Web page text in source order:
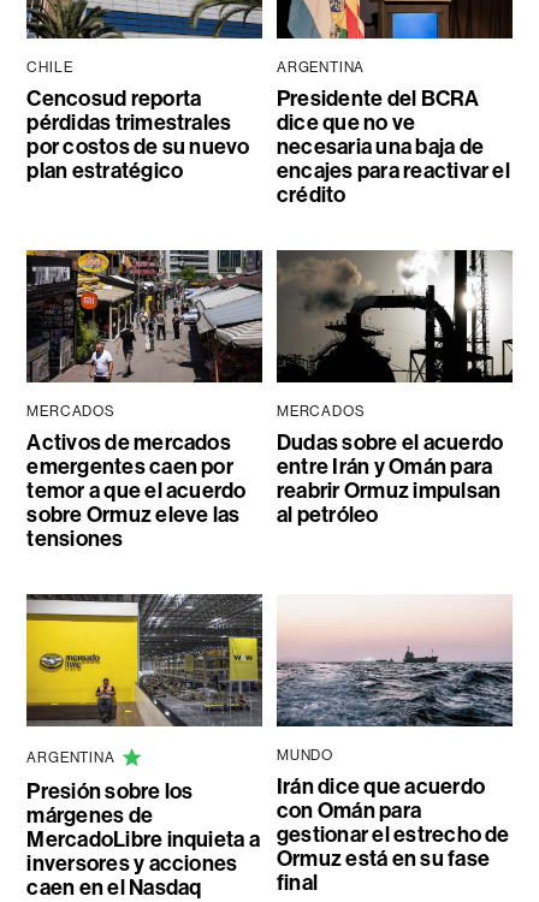
CHILE
Cencosud reporta
pérdidas trimestrales
por costos de su nuevo
plan estratégico
ARGENTINA
Presidente del BCRA
dice que no ve
necesaria una baja de
encajes para reactivar el
crédito
MERCADOS
Activos de mercados
emergentes caen por
temor a que el acuerdo
sobre Ormuz eleve las
tensiones
MERCADOS
Dudas sobre el acuerdo
entre Irán y Omán para
reabrir Ormuz impulsan
al petróleo
ARGENTINA
Presión sobre los
márgenes de
MercadoLibre inquieta a
inversores y acciones
caen en el Nasdaq
MUNDO
Irán dice que acuerdo
con Omán para
gestionar el estrecho de
Ormuz está en su fase
final